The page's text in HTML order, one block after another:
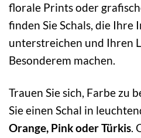
florale Prints oder
finden Sie Schals, die
unterstreichen und Ihren
Besonderem machen.
Trauen Sie sich, Farbe zu
Sie einen Schal in
Orange, Pink oder Türkis.